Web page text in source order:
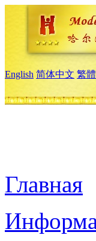
English 简体中文 繁
Главная